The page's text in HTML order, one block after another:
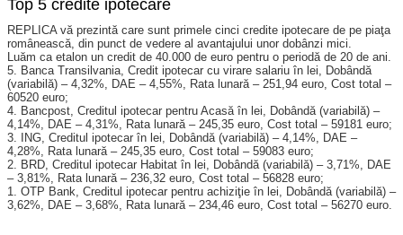
Top 5 credite ipotecare
REPLICA vă prezintă care sunt primele cinci credite ipotecare de pe piaţa
românească, din punct de vedere al avantajului unor dobânzi mici.
Luăm ca etalon un credit de 40.000 de euro pentru o periodă de 20 de ani.
5. Banca Transilvania, Credit ipo­tecar cu virare salariu în lei, Do­bândă
(variabilă) – 4,32%, DAE – 4,55%, Rata lunară – 251,94 euro, Cost total –
60520 euro;
4. Bancpost, Creditul ipotecar pen­tru Acasă în lei, Dobândă (va­riabilă) –
4,14%, DAE – 4,31%, Rata lunară – 245,35 euro, Cost total – 59181 euro;
3. ING, Creditul ipotecar în lei, Dobândă (variabilă) – 4,14%, DAE –
4,28%, Rata lunară – 245,35 euro, Cost total – 59083 euro;
2. BRD, Creditul ipotecar Habitat în lei, Dobândă (variabilă) – 3,71%, DAE
– 3,81%, Rata lunară – 236,32 euro, Cost total – 56828 euro;
1. OTP Bank, Creditul ipotecar pentru achiziţie în lei, Dobândă (variabilă) –
3,62%, DAE – 3,68%, Rata lunară – 234,46 euro, Cost total – 56270 euro.